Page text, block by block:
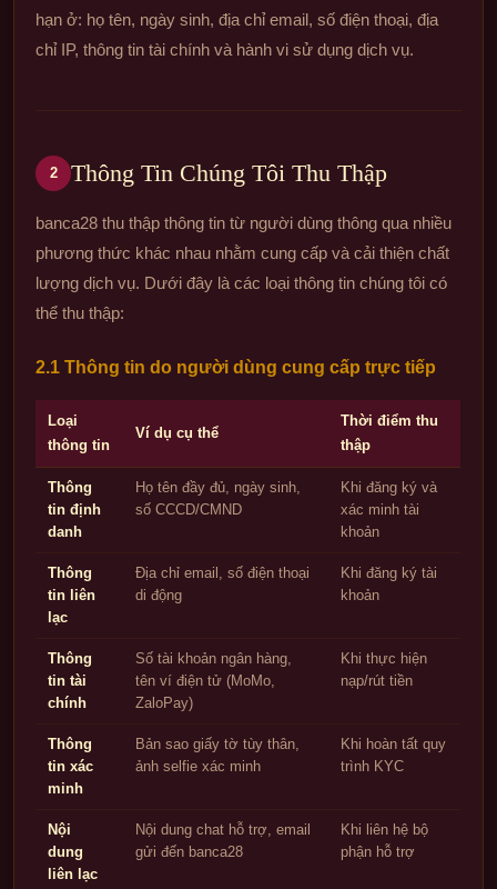
hạn ở: họ tên, ngày sinh, địa chỉ email, số điện thoại, địa
chỉ IP, thông tin tài chính và hành vi sử dụng dịch vụ.
2 Thông Tin Chúng Tôi Thu Thập
banca28 thu thập thông tin từ người dùng thông qua nhiều
phương thức khác nhau nhằm cung cấp và cải thiện chất
lượng dịch vụ. Dưới đây là các loại thông tin chúng tôi có
thể thu thập:
2.1 Thông tin do người dùng cung cấp trực tiếp
Loại
thông tin
Ví dụ cụ thể
Thời điểm thu
thập
Thông
tin định
danh
Họ tên đầy đủ, ngày sinh,
số CCCD/CMND
Khi đăng ký và
xác minh tài
khoản
Thông
tin liên
lạc
Địa chỉ email, số điện thoại
di động
Khi đăng ký tài
khoản
Thông
tin tài
chính
Số tài khoản ngân hàng,
tên ví điện tử (MoMo,
ZaloPay)
Khi thực hiện
nạp/rút tiền
Thông
tin xác
minh
Bản sao giấy tờ tùy thân,
ảnh selfie xác minh
Khi hoàn tất quy
trình KYC
Nội
dung
liên lạc
Nội dung chat hỗ trợ, email
gửi đến banca28
Khi liên hệ bộ
phận hỗ trợ